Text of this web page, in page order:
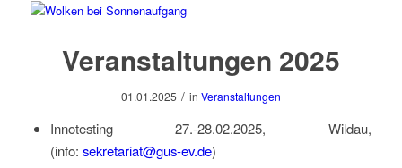
Veranstaltungen 2025
01.01.2025 / in Veranstaltungen
Innotesting 27.-28.02.2025, Wildau,
(info: sekretariat@gus-ev.de)